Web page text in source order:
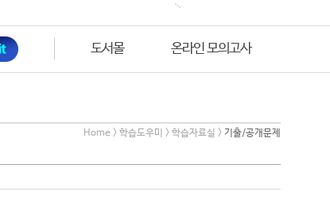
도서몰 온라인 모의고사
Home > 학습도우미 > 학습자료실 > 기출/공개문제